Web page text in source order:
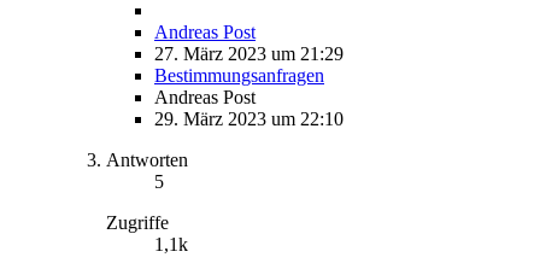
Andreas Post
27. März 2023 um 21:29
Bestimmungsanfragen
Andreas Post
29. März 2023 um 22:10
Antworten
5
Zugriffe
1,1k